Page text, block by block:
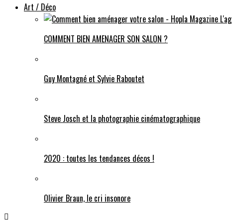
Art / Déco
COMMENT BIEN AMENAGER SON SALON ?
Guy Montagné et Sylvie Raboutet
Steve Josch et la photographie cinématographique
2020 : toutes les tendances décos !
Olivier Braun, le cri insonore